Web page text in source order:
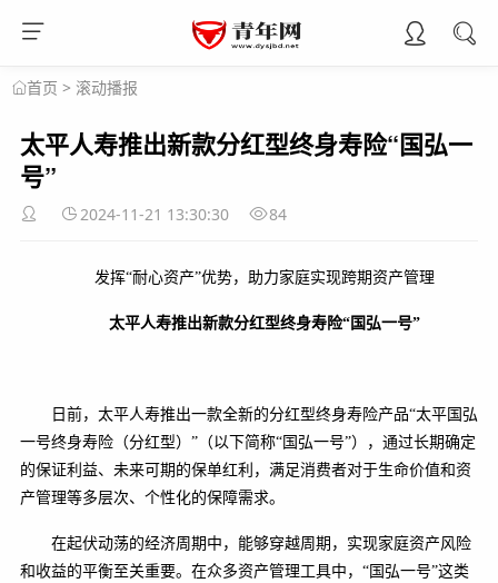
首页 > 滚动播报
太平人寿推出新款分红型终身寿险“国弘一
号”
2024-11-21 13:30:30 84
发挥“耐心资产”优势，助力家庭实现跨期资产管理
太平人寿推出新款分红型终身寿险“国弘一号”
日前，太平人寿推出一款全新的分红型终身寿险产品“太平国弘
一号终身寿险（分红型）”（以下简称“国弘一号”），通过长期确定
的保证利益、未来可期的保单红利，满足消费者对于生命价值和资
产管理等多层次、个性化的保障需求。
在起伏动荡的经济周期中，能够穿越周期，实现家庭资产风险
和收益的平衡至关重要。在众多资产管理工具中，“国弘一号”这类